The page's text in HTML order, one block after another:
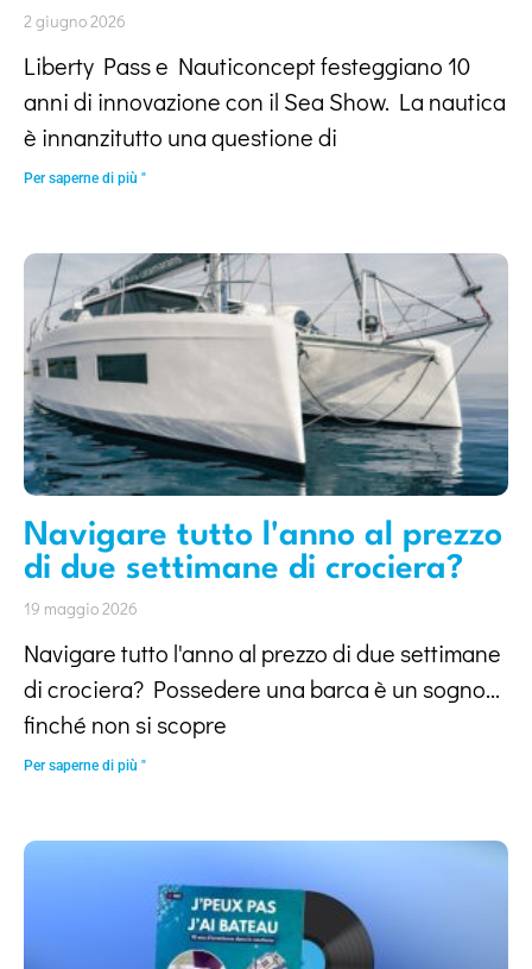
2 giugno 2026
Liberty Pass e Nauticoncept festeggiano 10
anni di innovazione con il Sea Show. La nautica
è innanzitutto una questione di
Per saperne di più "
Navigare tutto l'anno al prezzo
di due settimane di crociera?
19 maggio 2026
Navigare tutto l'anno al prezzo di due settimane
di crociera? Possedere una barca è un sogno...
finché non si scopre
Per saperne di più "